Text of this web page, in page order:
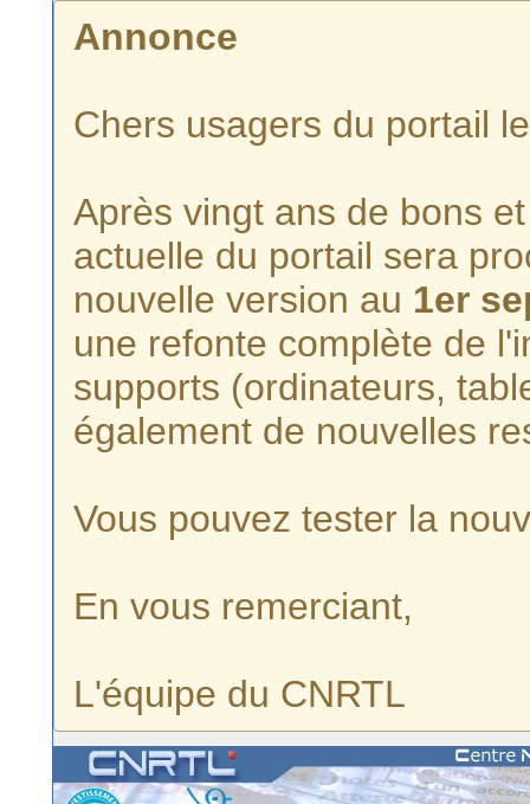
Annonce
Chers usagers du portail
Après vingt ans de bons
actuelle du portail sera
nouvelle version au 1er
une refonte complète de
supports (ordinateurs,
également de nouvelles
Vous pouvez tester la
En vous remerciant,
L'équipe du CNRTL